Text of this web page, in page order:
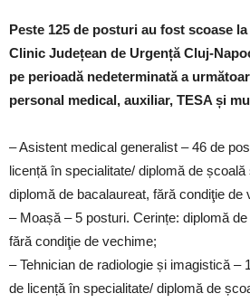
Peste 125 de posturi au fost scoase
Clinic Județean de Urgență Cluj-
pe perioadă nedeterminată a
personal medical, auxiliar, TESA și
– Asistent medical generalist – 46 de
licență în specialitate/ diplomă de
diplomă de bacalaureat, fără condiţie de
– Moașă – 5 posturi. Cerințe: diplomă
fără condiţie de vechime;
– Tehnician de radiologie și imagistică –
de licență în specialitate/ diplomă de